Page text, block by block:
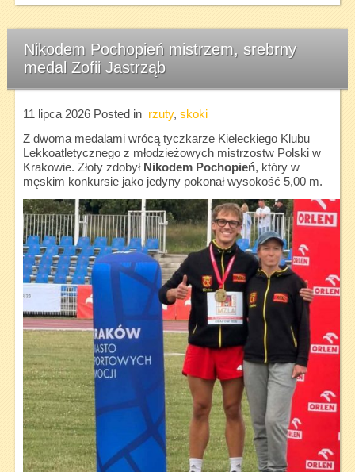
Nikodem Pochopień mistrzem, srebrny
medal Zofii Jastrząb
11 lipca 2026Posted in rzuty, skoki
Z dwoma medalami wrócą tyczkarze Kieleckiego Klubu
Lekkoatletycznego z młodzieżowych mistrzostw Polski w
Krakowie. Złoty zdobył Nikodem Pochopień, który w
męskim konkursie jako jedyny pokonał wysokość 5,00 m.